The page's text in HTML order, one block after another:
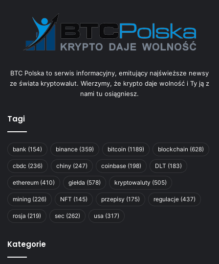
BTC Polska to serwis informacyjny, emitujący najświeższe newsy
ze świata kryptowalut. Wierzymy, że krypto daje wolność i Ty ją z
nami tu osiągniesz.
Tagi
bank (154) binance (359) bitcoin (1189) blockchain (628)
cbdc (236) chiny (247) coinbase (198) DLT (183)
ethereum (410) giełda (578) kryptowaluty (505)
mining (226) NFT (145) przepisy (175) regulacje (437)
rosja (219) sec (262) usa (317)
Kategorie